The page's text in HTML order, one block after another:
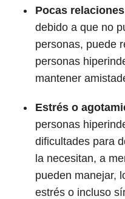
Pocas
debido a que no
personas, puede
personas
mantener
Estrés o
personas
dificultades para
la necesitan, a
pueden manejar,
estrés o incluso